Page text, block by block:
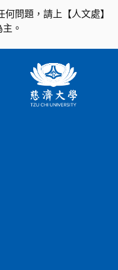
問題，請上【人文處】
。